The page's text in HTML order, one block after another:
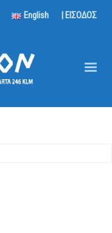
English | ΕΙΣΟΔΟΣ